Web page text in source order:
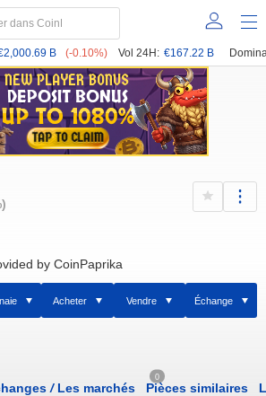
B (-0.10%) Vol 24H: €167.22 B
by CoinPaprika
Acheter Vendre Échange
/Les marchés
0
Pièces similaires